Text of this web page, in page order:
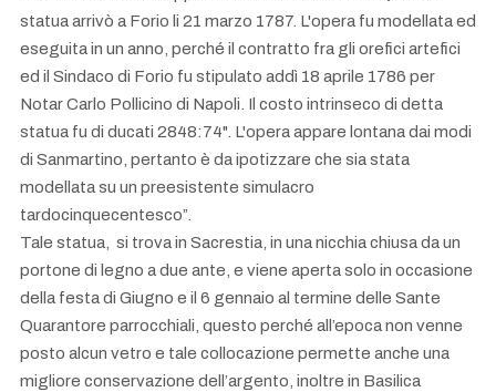
statua arrivò a Forio li 21 marzo 1787. L'opera fu modellata ed
eseguita in un anno, perché il contratto fra gli orefici artefici
ed il Sindaco di Forio fu stipulato addì 18 aprile 1786 per
Notar Carlo Pollicino di Napoli. Il costo intrinseco di detta
statua fu di ducati 2848:74". L'opera appare lontana dai modi
di Sanmartino, pertanto è da ipotizzare che sia stata
modellata su un preesistente simulacro
tardocinquecentesco”.
Tale statua, si trova in Sacrestia, in una nicchia chiusa da un
portone di legno a due ante, e viene aperta solo in occasione
della festa di Giugno e il 6 gennaio al termine delle Sante
Quarantore parrocchiali, questo perché all’epoca non venne
posto alcun vetro e tale collocazione permette anche una
migliore conservazione dell’argento, inoltre in Basilica